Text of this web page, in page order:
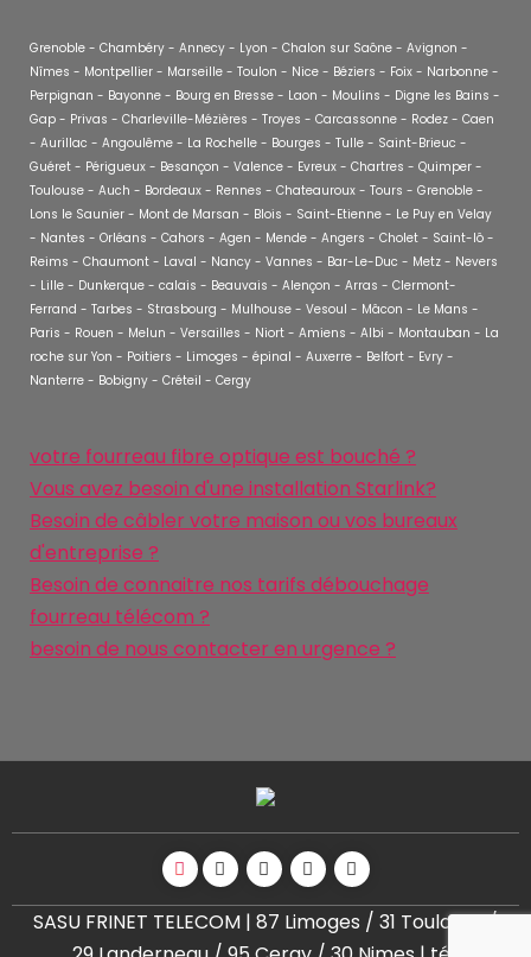
Grenoble - Chambéry - Annecy - Lyon - Chalon sur Saône - Avignon -
Nîmes - Montpellier - Marseille - Toulon - Nice - Béziers - Foix - Narbonne -
Perpignan - Bayonne - Bourg en Bresse - Laon - Moulins - Digne les Bains -
Gap - Privas - Charleville-Mézières - Troyes - Carcassonne - Rodez - Caen
- Aurillac - Angoulême - La Rochelle - Bourges - Tulle - Saint-Brieuc -
Guéret - Périgueux - Besançon - Valence - Evreux - Chartres - Quimper -
Toulouse - Auch - Bordeaux - Rennes - Chateauroux - Tours - Grenoble -
Lons le Saunier - Mont de Marsan - Blois - Saint-Etienne - Le Puy en Velay
- Nantes - Orléans - Cahors - Agen - Mende - Angers - Cholet - Saint-lô -
Reims - Chaumont - Laval - Nancy - Vannes - Bar-Le-Duc - Metz - Nevers
- Lille - Dunkerque - calais - Beauvais - Alençon - Arras - Clermont-
Ferrand - Tarbes - Strasbourg - Mulhouse - Vesoul - Mâcon - Le Mans -
Paris - Rouen - Melun - Versailles - Niort - Amiens - Albi - Montauban - La
roche sur Yon - Poitiers - Limoges - épinal - Auxerre - Belfort - Evry -
Nanterre - Bobigny - Créteil - Cergy
votre fourreau fibre optique est bouché ?
Vous avez besoin d'une installation Starlink?
Besoin de câbler votre maison ou vos bureaux
d'entreprise ?
Besoin de connaitre nos tarifs débouchage
fourreau télécom ?
besoin de nous contacter en urgence ?
SASU FRINET TELECOM | 87 Limoges / 31 Toulouse /